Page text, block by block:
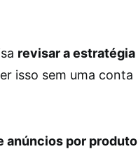
revisar a estratégia
isso sem uma conta
anúncios por produto